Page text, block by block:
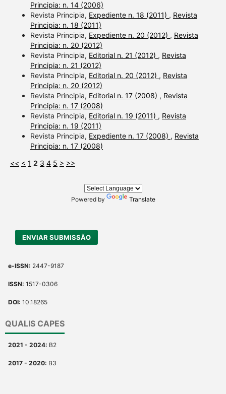
Principia: n. 14 (2006)
Revista Principia, Expediente n. 18 (2011) , Revista
Principia: n. 18 (2011)
Revista Principia, Expediente n. 20 (2012) , Revista
Principia: n. 20 (2012)
Revista Principia, Editorial n. 21 (2012) , Revista
Principia: n. 21 (2012)
Revista Principia, Editorial n. 20 (2012) , Revista
Principia: n. 20 (2012)
Revista Principia, Editorial n. 17 (2008) , Revista
Principia: n. 17 (2008)
Revista Principia, Editorial n. 19 (2011) , Revista
Principia: n. 19 (2011)
Revista Principia, Expediente n. 17 (2008) , Revista
Principia: n. 17 (2008)
<< < 1 2 3 4 5 > >>
Powered by Translate
ENVIAR SUBMISSÃO
e-ISSN: 2447-9187
ISSN: 1517-0306
DOI: 10.18265
QUALIS CAPES
2021 - 2024: B2
2017 - 2020: B3